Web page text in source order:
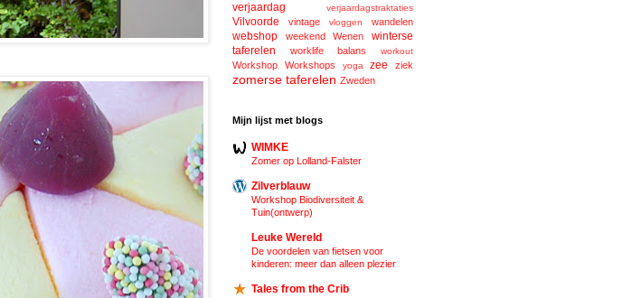
verjaardag verjaardagstraktaties
Vilvoorde vintage vloggen wandelen
webshop weekend Wenen
winterse
taferelen
worklife balans workout
Workshop Workshops yoga zee ziek
zomerse taferelen Zweden
Mijn lijst met blogs
WIMKE
Zomer op Lolland-Falster
Zilverblauw
Workshop Biodiversiteit &
Tuin(ontwerp)
Leuke Wereld
De voordelen van fietsen voor
kinderen: meer dan alleen plezier
Tales from the Crib